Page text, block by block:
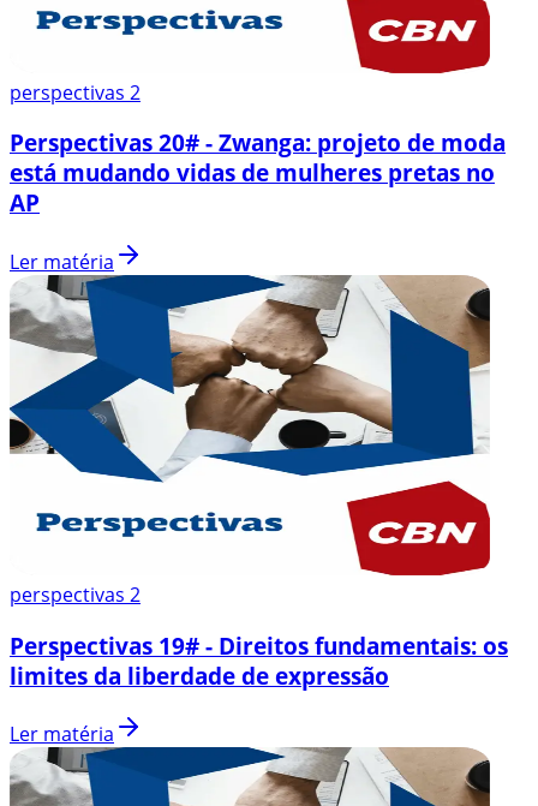
perspectivas 2
Perspectivas 20# - Zwanga: projeto de moda
está mudando vidas de mulheres pretas no
AP
Ler matéria
perspectivas 2
Perspectivas 19# - Direitos fundamentais: os
limites da liberdade de expressão
Ler matéria